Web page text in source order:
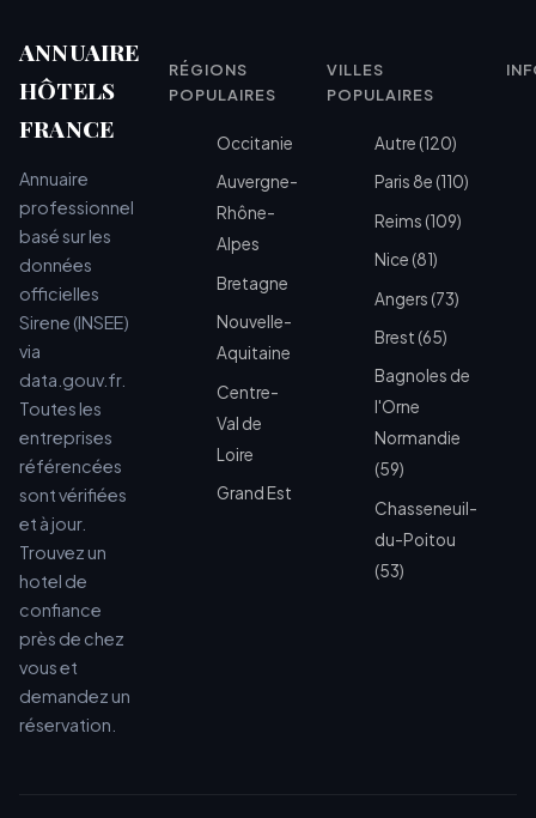
ANNUAIRE
HÔTELS
FRANCE
Annuaire
professionnel
basé sur les
données
officielles
Sirene (INSEE)
via
data.gouv.fr.
Toutes les
entreprises
référencées
sont vérifiées
et à jour.
Trouvez un
hotel de
confiance
près de chez
vous et
demandez un
réservation.
RÉGIONS
POPULAIRES
Occitanie
Auvergne-
Rhône-
Alpes
Bretagne
Nouvelle-
Aquitaine
Centre-
Val de
Loire
Grand Est
VILLES
POPULAIRES
Autre (120)
Paris 8e (110)
Reims (109)
Nice (81)
Angers (73)
Brest (65)
Bagnoles de
l'Orne
Normandie
(59)
Chasseneuil-
du-Poitou
(53)